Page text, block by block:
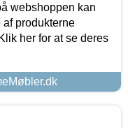
webshoppen kan
af produkterne
her for at se deres